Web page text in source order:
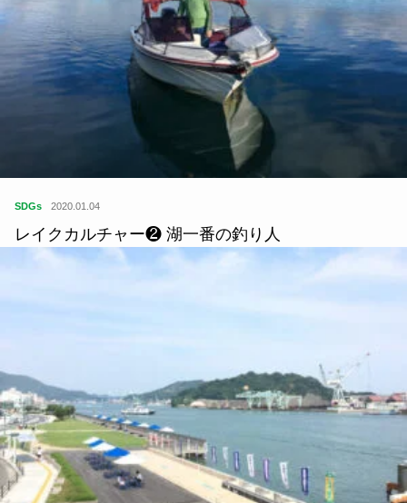
SDGs 2020.01.04
レイクカルチャー❷ 湖一番の釣り人